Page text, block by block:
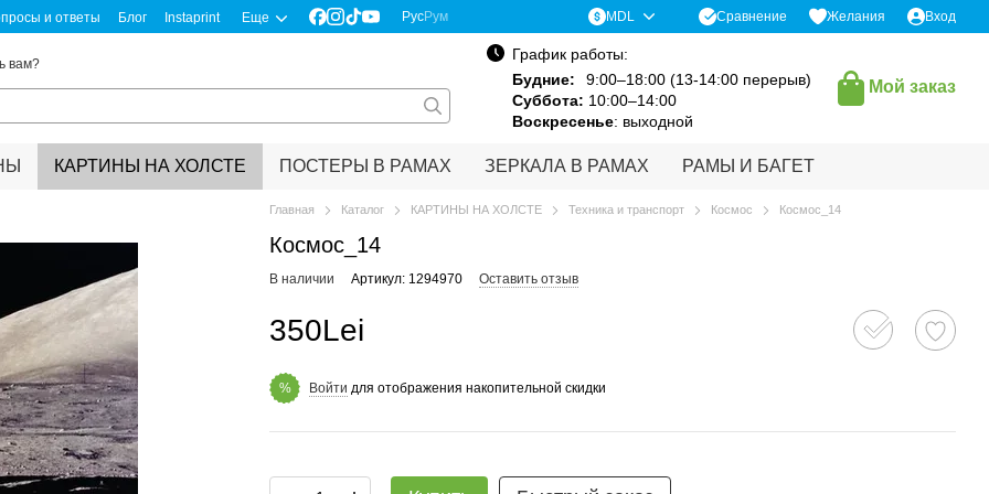
и ответы Блог Instaprint Еще РусРум MDL Сравнение Желания Вход
вам?
График работы:
Будние:
9:00–18:00 (13-14:00 перерыв)
Суббота: 10:00–14:00
Воскресенье: выходной
Мой заказ
КАРТИНЫ НА ХОЛСТЕ ПОСТЕРЫ В РАМАХ ЗЕРКАЛА В РАМАХ РАМЫ И БАГЕТ
Главная Каталог КАРТИНЫ НА ХОЛСТЕ Техника и транспорт Космос Космос_14
Космос_14
В наличии Артикул: 1294970 Оставить отзыв
350Lei
% Войти для отображения накопительной скидки